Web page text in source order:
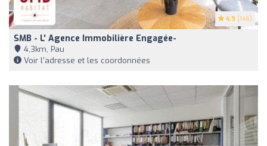
4.9 (146)
SMB - L' Agence Immobilière Engagée-
4,3km, Pau
Voir l'adresse et les coordonnées